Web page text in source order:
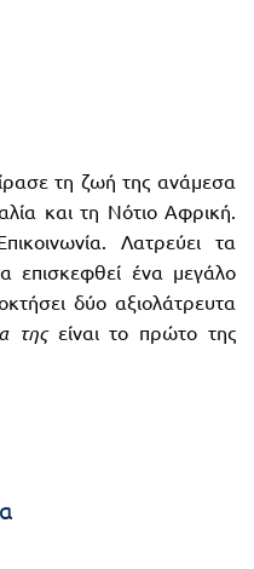
τη ζωή της ανάμεσα
και τη Νότιο Αφρική.
Λατρεύει τα
επισκεφθεί ένα μεγάλο
δύο αξιολάτρευτα
τηςείναι το πρώτο της